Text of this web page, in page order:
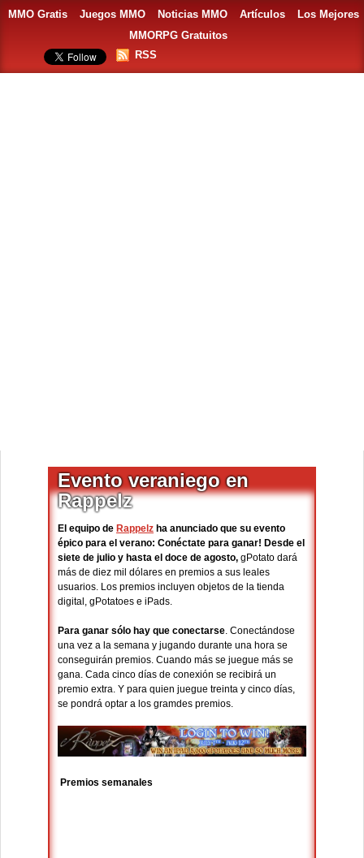
MMO Gratis Juegos MMO Noticias MMO Artículos
Los Mejores
MMORPG Gratuitos
RSS
Evento veraniego en
Rappelz
El equipo de Rappelz ha anunciado que su evento
épico para el verano: Conéctate para ganar! Desde el
siete de julio y hasta el doce de agosto, gPotato dará
más de diez mil dólares en premios a sus leales
usuarios. Los premios incluyen objetos de la tienda
digital, gPotatoes e iPads.
Para ganar sólo hay que conectarse. Conectándose
una vez a la semana y jugando durante una hora se
conseguirán premios. Cuando más se juegue más se
gana. Cada cinco días de conexión se recibirá un
premio extra. Y para quien juegue treinta y cinco días,
se pondrá optar a los gramdes premios.
Premios semanales